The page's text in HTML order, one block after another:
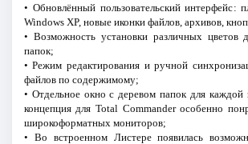
• Обновлённый пользовательский интерфейс:
Windows XP, новые иконки файлов, архивов,
• Возможность установки различных цветов
папок;
• Режим редактирования и ручной
файлов по содержимому;
• Отдельное окно с деревом папок для каждой
концепция для Total Commander особенно
широкоформатных мониторов;
• Во встроенном Листере появилась